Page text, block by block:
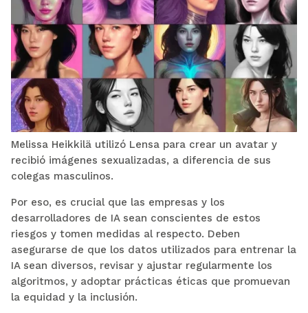
Melissa Heikkilä utilizó Lensa para crear un avatar y
recibió imágenes sexualizadas, a diferencia de sus
colegas masculinos.
Por eso, es crucial que las empresas y los
desarrolladores de IA sean conscientes de estos
riesgos y tomen medidas al respecto. Deben
asegurarse de que los datos utilizados para entrenar la
IA sean diversos, revisar y ajustar regularmente los
algoritmos, y adoptar prácticas éticas que promuevan
la equidad y la inclusión.